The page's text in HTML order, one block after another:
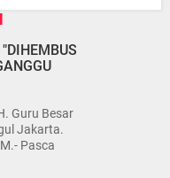
Guru Besar
Jakarta.
Pasca